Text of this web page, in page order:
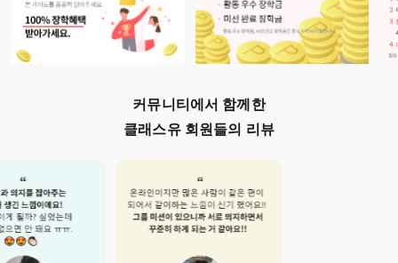
커뮤니티에서 함께한
클래스유 회원들의 리뷰